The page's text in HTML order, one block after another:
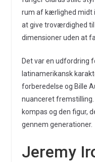
rum af kærlighed midt
at give troværdighed
dimensioner uden at
Det var en udfordring
latinamerikansk
forberedelse og Bille
nuanceret
kompas og den figur,
gennem generationer.
Jeremy